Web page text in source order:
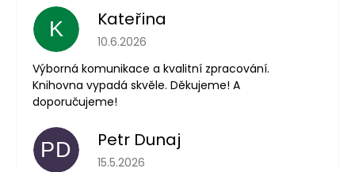
K Kateřina
Hodnotenie obchodu je 5 z 5 hviezdičiek.
10.6.2026
Výborná komunikace a kvalitní zpracování.
Knihovna vypadá skvěle. Děkujeme! A
doporučujeme!
PD Petr Dunaj
Hodnotenie obchodu je 5 z 5 hviezdičiek.
15.5.2026